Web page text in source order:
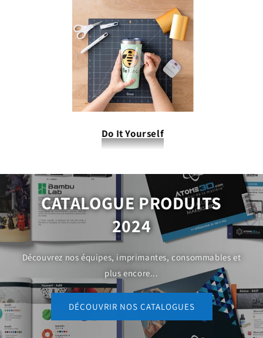
Do It Yourself
CATALOGUE PRODUITS
2024
Découvrez nos équipes, imprimantes, consommables et
plus encore...
DÉCOUVRIR NOS CATALOGUES